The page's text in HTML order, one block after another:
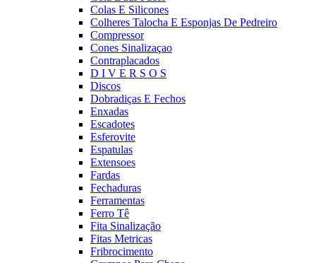
Colas E Silicones
Colheres Talocha E Esponjas De Pedreiro
Compressor
Cones Sinalizaçao
Contraplacados
D I V E R S O S
Discos
Dobradiças E Fechos
Enxadas
Escadotes
Esferovite
Espatulas
Extensoes
Fardas
Fechaduras
Ferramentas
Ferro Tê
Fita Sinalização
Fitas Metricas
Fribrocimento